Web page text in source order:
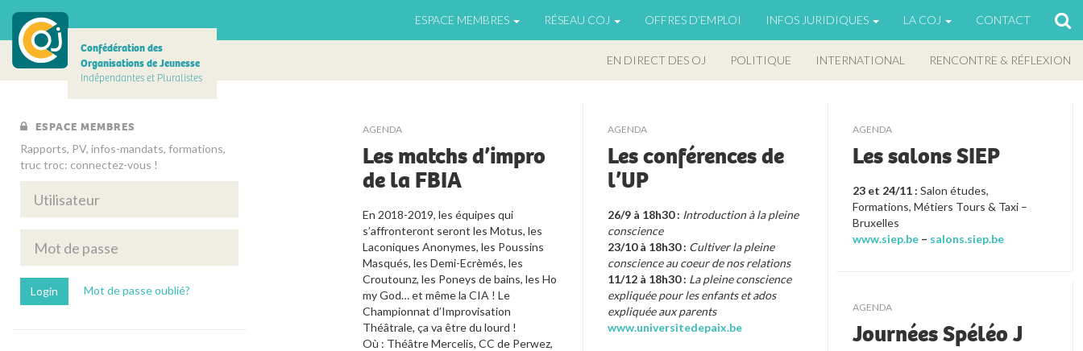
ESPACE MEMBRES RÉSEAU COJ OFFRES D’EMPLOI INFOS JURIDIQUES LA COJ CONTACT
Confédération des
Organisations de Jeunesse
Indépendantes et Pluralistes
EN DIRECT DES OJ POLITIQUE INTERNATIONAL RENCONTRE & RÉFLEXION
AGENDA
Les matchs d’impro
de la FBIA
En 2018-2019, les équipes qui
s’affronteront seront les Motus, les
Laconiques Anonymes, les Poussins
Masqués, les Demi-Ecrèmés, les
Croutounz, les Poneys de bains, les Ho
my God… et même la CIA ! Le
Championnat d’Improvisation
Théâtrale, ça va être du lourd !
Où : Théâtre Mercelis, CC de Perwez,
AGENDA
Les conférences de
l’UP
26/9 à 18h30 : Introduction à la pleine
conscience
23/10 à 18h30 : Cultiver la pleine
conscience au coeur de nos relations
11/12 à 18h30 : La pleine conscience
expliquée pour les enfants et ados
expliquée aux parents
www.universitedepaix.be
AGENDA
Les salons SIEP
23 et 24/11 :Salon études,
Formations, Métiers Tours & Taxi –
Bruxelles
www.siep.be – salons.siep.be
AGENDA
Journées Spéléo J
ESPACE MEMBRES
Rapports, PV, infos-mandats, formations,
truc troc: connectez-vous !
Mot de passe oublié?